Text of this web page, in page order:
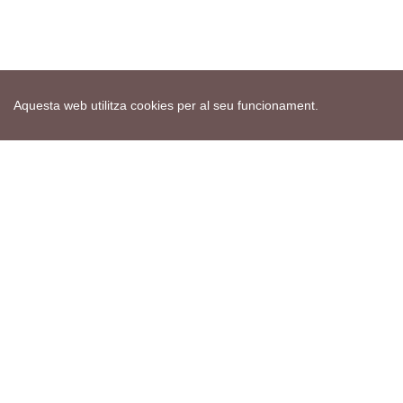
Aquesta web utilitza cookies per al seu funcionament.